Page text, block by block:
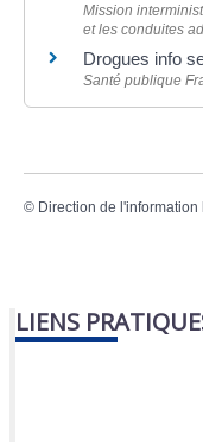
Mission
et les conduites
Drogues info
Santé publique
© Direction de
LIENS